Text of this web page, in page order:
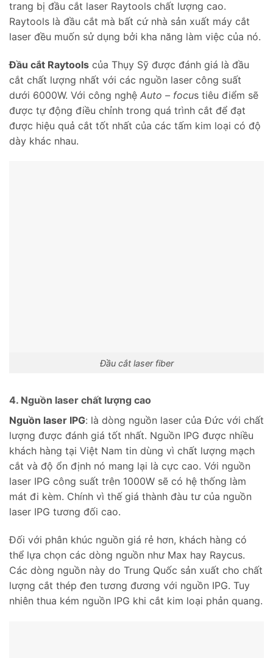
trang bị đầu cắt laser Raytools chất lượng cao.
Raytools là đầu cắt mà bất cứ nhà sản xuất máy cắt
laser đều muốn sử dụng bởi kha năng làm việc của nó.
Đầu cắt Raytools của Thụy Sỹ được đánh giá là đầu
cắt chất lượng nhất với các nguồn laser công suất
dưới 6000W. Với công nghệ Auto – focus tiêu điểm sẽ
được tự động điều chỉnh trong quá trình cắt để đạt
được hiệu quả cắt tốt nhất của các tấm kim loại có độ
dày khác nhau.
Đầu cắt laser fiber
4. Nguồn laser chất lượng cao
Nguồn laser IPG: là dòng nguồn laser của Đức với chất
lượng được đánh giá tốt nhất. Nguồn IPG được nhiều
khách hàng tại Việt Nam tin dùng vì chất lượng mạch
cắt và độ ổn định nó mang lại là cực cao. Với nguồn
laser IPG công suất trên 1000W sẽ có hệ thống làm
mát đi kèm. Chính vì thế giá thành đàu tư của nguồn
laser IPG tương đối cao.
Đối với phân khúc nguồn giá rẻ hơn, khách hàng có
thể lựa chọn các dòng nguồn như Max hay Raycus.
Các dòng nguồn này do Trung Quốc sản xuất cho chất
lượng cắt thép đen tương đương với nguồn IPG. Tuy
nhiên thua kém nguồn IPG khi cắt kim loại phản quang.